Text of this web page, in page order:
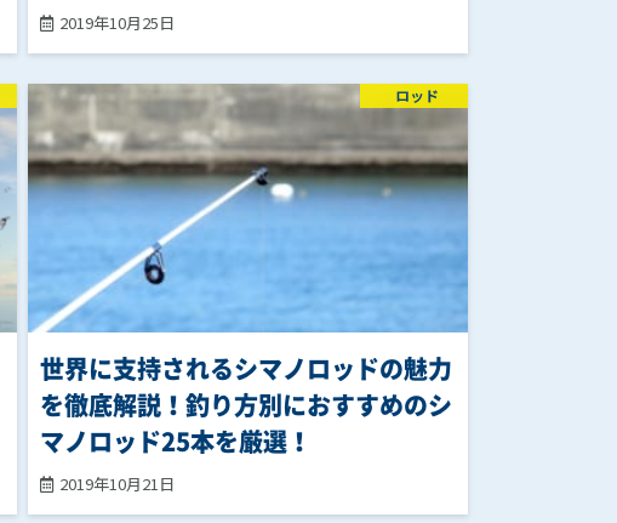
2019年10月25日
世界に支持されるシマノロッドの魅力
を徹底解説！釣り方別におすすめのシ
マノロッド25本を厳選！
2019年10月21日
ロッド